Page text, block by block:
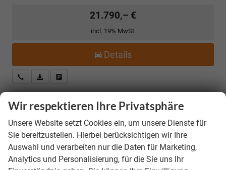
21.790,– €
incl. 19% MwSt.
Details
Kostenloser Rückruf-Service
PDF-Datei, Fahrzeugexposé drucken
Skoda Kamiq Selection *ANGEBOT FÜR
MENSCHEN MIT BEHINDERUNG AB 50%! 1.0 TSI
115PS, Klimaanlage, Sitzheizung, Parksensoren
hinten, LED-Scheinwerfer, Tempomat,
Infotainment 8", Virtual Cockpit
Wir respektieren Ihre Privatsphäre
Unsere Website setzt Cookies ein, um unsere Dienste für
Sie bereitzustellen. Hierbei berücksichtigen wir Ihre
Auswahl und verarbeiten nur die Daten für Marketing,
Analytics und Personalisierung, für die Sie uns Ihr